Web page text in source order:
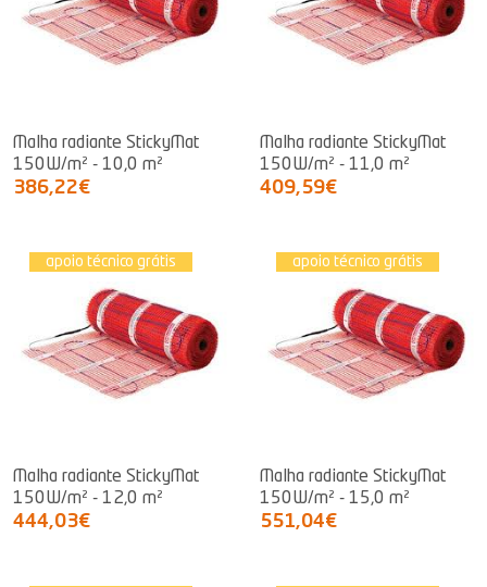
Malha radiante StickyMat
150W/m² - 10,0 m²
386,22€
Malha radiante StickyMat
150W/m² - 11,0 m²
409,59€
apoio técnico grátis
Malha radiante StickyMat
150W/m² - 12,0 m²
444,03€
apoio técnico grátis
Malha radiante StickyMat
150W/m² - 15,0 m²
551,04€